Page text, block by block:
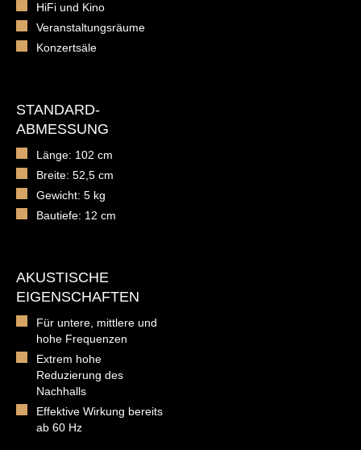
HiFi und Kino
Veranstaltungsräume
Konzertsäle
STANDARD-
ABMESSUNG
Länge: 102 cm
Breite: 52,5 cm
Gewicht: 5 kg
Bautiefe: 12 cm
AKUSTISCHE
EIGENSCHAFTEN
Für untere, mittlere und
hohe Frequenzen
Extrem hohe
Reduzierung des
Nachhalls
Effektive Wirkung bereits
ab 60 Hz